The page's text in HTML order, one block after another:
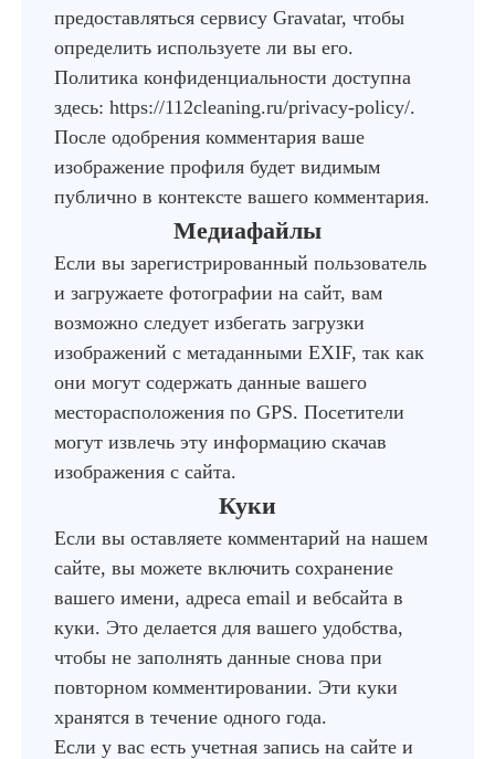
предоставляться сервису Gravatar, чтобы
определить используете ли вы его.
Политика конфиденциальности доступна
здесь: https://112cleaning.ru/privacy-policy/.
После одобрения комментария ваше
изображение профиля будет видимым
публично в контексте вашего комментария.
Медиафайлы
Если вы зарегистрированный пользователь
и загружаете фотографии на сайт, вам
возможно следует избегать загрузки
изображений с метаданными EXIF, так как
они могут содержать данные вашего
месторасположения по GPS. Посетители
могут извлечь эту информацию скачав
изображения с сайта.
Куки
Если вы оставляете комментарий на нашем
сайте, вы можете включить сохранение
вашего имени, адреса email и вебсайта в
куки. Это делается для вашего удобства,
чтобы не заполнять данные снова при
повторном комментировании. Эти куки
хранятся в течение одного года.
Если у вас есть учетная запись на сайте и